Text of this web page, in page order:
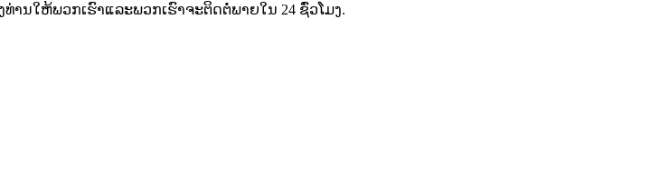
ານໃຫ້ພວກເຮົາແລະພວກເຮົາຈະຕິດຕໍ່ພາຍໃນ 24 ຊົ່ວໂມງ.